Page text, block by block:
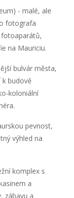
- malé, ale
fotografa
fotoaparátů,
na Mauriciu.
bulvár města,
budově
koloniální
pevnost,
výhled na
komplex s
a
zábavu a